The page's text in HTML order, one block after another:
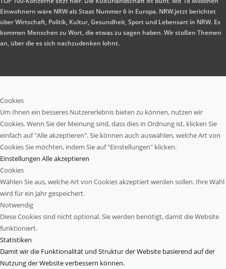
Einwohnern wäre NRW als Staat Nummer 6 in Europa. NRW.jetzt berichtet
über Wirtschaft, Politik, Kultur, Gesundheit, Sport und Lebensart in NRW. Es
kommen Menschen zu Wort, die etwas zu sagen haben. Wir stoßen Themen
an, über die es sich nachzudenken lohnt.
Cookies
Um Ihnen ein besseres Nutzererlebnis bieten zu können, nutzen wir
Cookies. Wenn Sie der Meinung sind, dass dies in Ordnung ist, klicken Sie
einfach auf "Alle akzeptieren". Sie können auch auswählen, welche Art von
Cookies Sie möchten, indem Sie auf "Einstellungen" klicken.
Einstellungen Alle akzeptieren
Cookies
Wählen Sie aus, welche Art von Cookies akzeptiert werden sollen. Ihre Wahl
wird für ein Jahr gespeichert.
Notwendig
Diese Cookies sind nicht optional. Sie werden benötigt, damit die Website
funktioniert.
Statistiken
Damit wir die Funktionalität und Struktur der Website basierend auf der
Nutzung der Website verbessern können.